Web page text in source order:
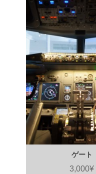
ゲート
3,000¥